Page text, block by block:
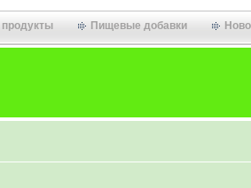
Пищевые добавки